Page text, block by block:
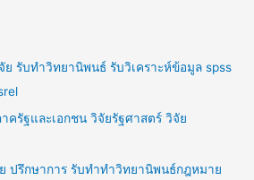
ย รับทำวิทยานิพนธ์ รับวิเคราะห์ข้อมูล spss
ครัฐและเอกชน วิจัยรัฐศาสตร์ วิจัย
ปรึกษาการ รับทำทำวิทยานิพนธ์กฎหมาย